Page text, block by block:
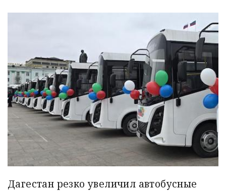
Дагестан резко увеличил автобусные